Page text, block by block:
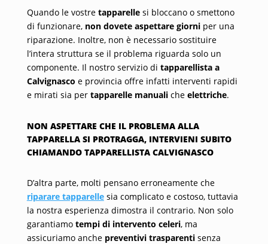
Quando le vostre tapparellesi bloccano o smettono
di funzionare, non dovete aspettare giorniper una
riparazione. Inoltre, non è necessario sostituire
l’intera struttura se il problema riguarda solo un
componente. Il nostro servizio di tapparellista a
Calvignasco e provincia offre infatti interventi rapidi
e mirati sia per tapparelle manualiche elettriche.
NON ASPETTARE CHE IL PROBLEMA ALLA
TAPPARELLA SI PROTRAGGA, INTERVIENI SUBITO
CHIAMANDO TAPPARELLISTA CALVIGNASCO
D’altra parte, molti pensano erroneamente che
riparare tapparellesia complicato e costoso, tuttavia
la nostra esperienza dimostra il contrario. Non solo
garantiamo tempi di intervento celeri, ma
assicuriamo anche preventivi trasparentisenza